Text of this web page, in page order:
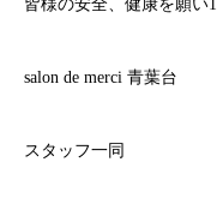
皆様の安全、健康を願い1
salon de merci 青葉台
スタッフ一同